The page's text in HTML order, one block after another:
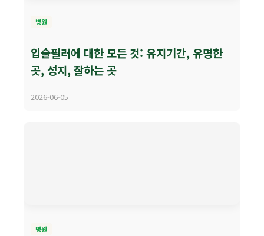
병원
입술필러에 대한 모든 것: 유지기간, 유명한
곳, 성지, 잘하는 곳
2026-06-05
병원